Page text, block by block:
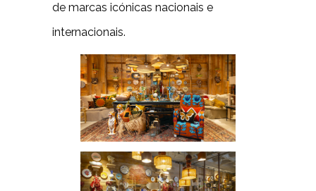
de marcas icónicas nacionais e
internacionais.